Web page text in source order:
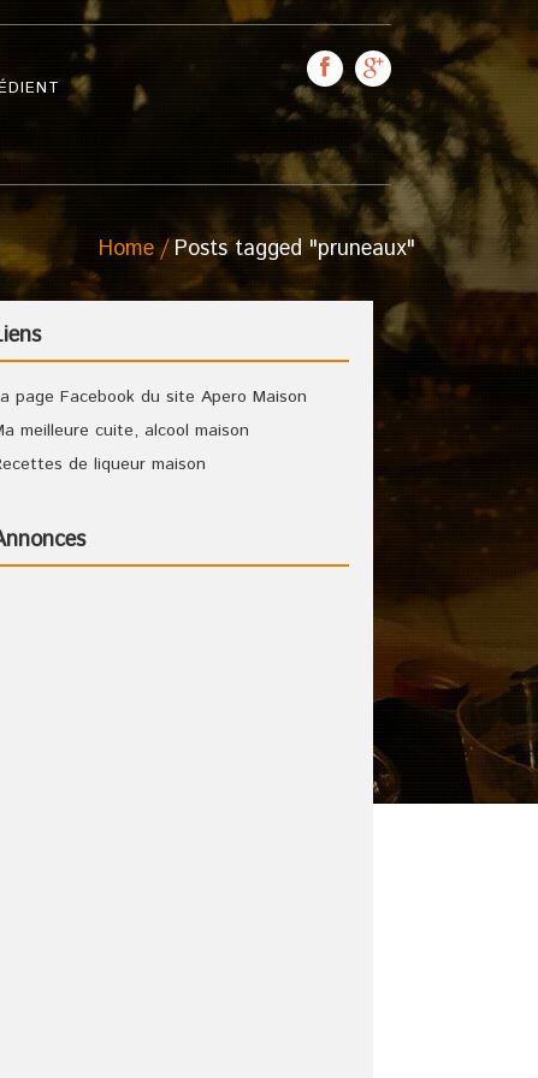
Home Posts tagged "pruneaux"
page Facebook du site Apero Maison
meilleure cuite, alcool maison
de liqueur maison